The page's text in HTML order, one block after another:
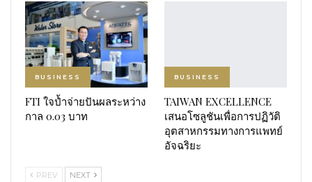
BUSINESS
FTI ใจป้ำจ่ายปันผลระหว่าง
กาล 0.03 บาท
BUSINESS
TAIWAN EXCELLENCE
เสนอโซลูชันเพื่อการปฏิวัติ
อุตสาหกรรมทางการแพทย์
อัจฉริยะ
PREV NEXT